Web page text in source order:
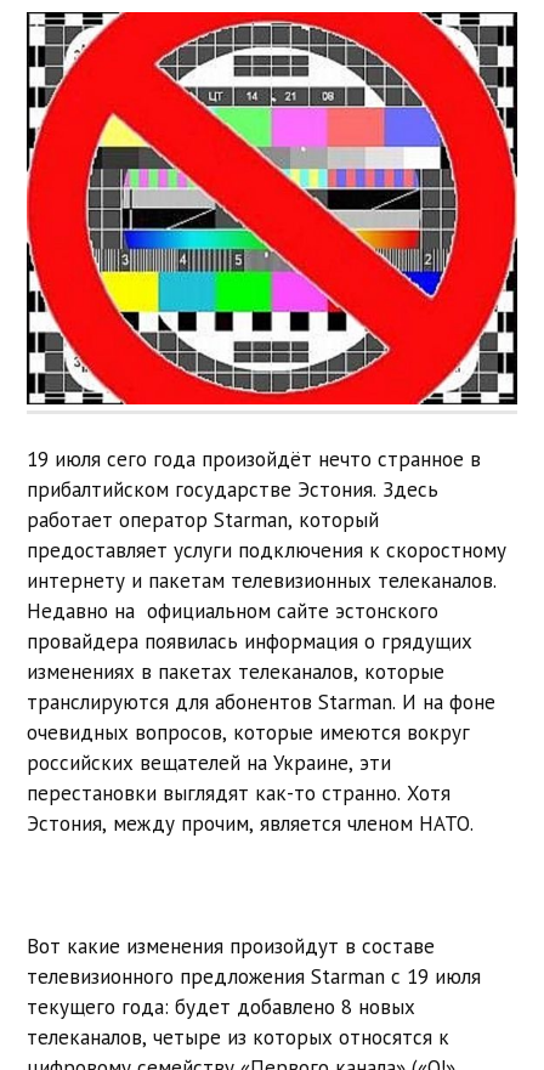
19 июля сего года произойдёт нечто странное в
прибалтийском государстве Эстония. Здесь
работает оператор Starman, который
предоставляет услуги подключения к скоростному
интернету и пакетам телевизионных телеканалов.
Недавно на официальном сайте эстонского
провайдера появилась информация о грядущих
изменениях в пакетах телеканалов, которые
транслируются для абонентов Starman. И на фоне
очевидных вопросов, которые имеются вокруг
российских вещателей на Украине, эти
перестановки выглядят как-то странно. Хотя
Эстония, между прочим, является членом НАТО.
Вот какие изменения произойдут в составе
телевизионного предложения Starman с 19 июля
текущего года: будет добавлено 8 новых
телеканалов, четыре из которых относятся к